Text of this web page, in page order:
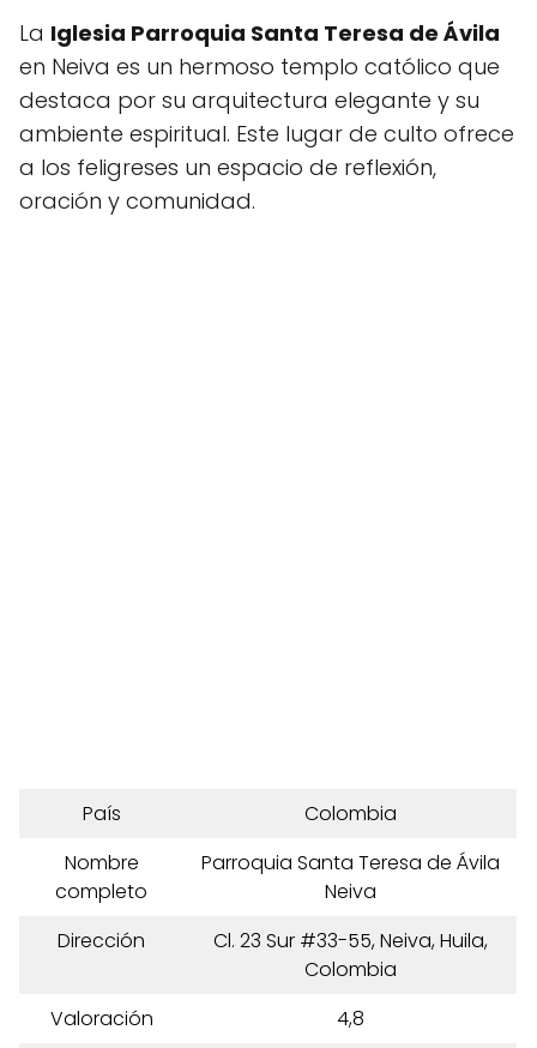
La Iglesia Parroquia Santa Teresa de Ávila
en Neiva es un hermoso templo católico que
destaca por su arquitectura elegante y su
ambiente espiritual. Este lugar de culto ofrece
a los feligreses un espacio de reflexión,
oración y comunidad.
País
Colombia
Nombre
completo
Parroquia Santa Teresa de Ávila
Neiva
Dirección
Cl. 23 Sur #33-55, Neiva, Huila,
Colombia
Valoración
4,8